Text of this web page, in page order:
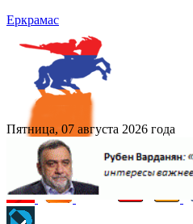
Еркрамас
Пятница, 07 августа 2026 года